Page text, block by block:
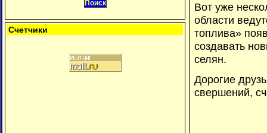
Счетчики
Вот уже
области
топлива»
создавать
селян.
Дорогие
свершений,